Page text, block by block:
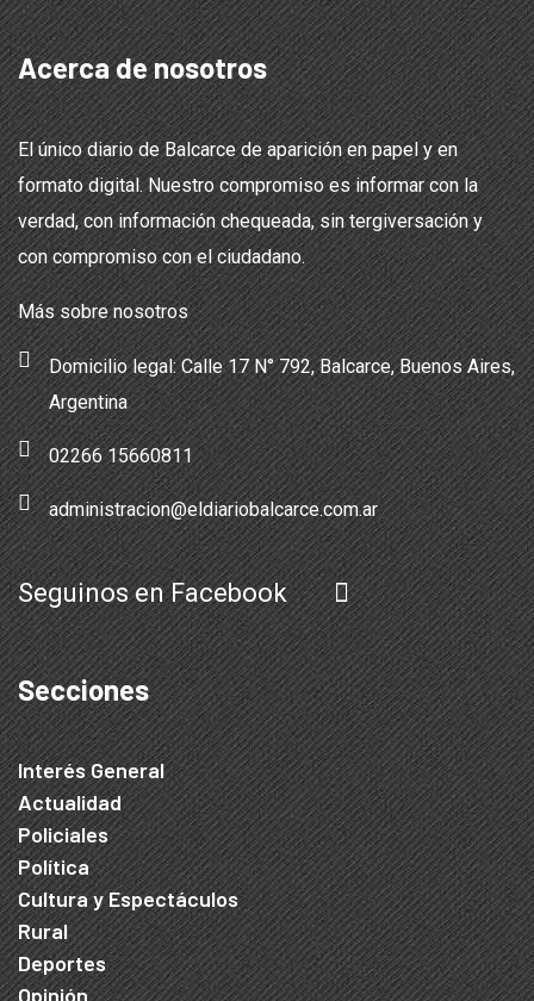
Acerca de nosotros
El único diario de Balcarce de aparición en papel y en
formato digital. Nuestro compromiso es informar con la
verdad, con información chequeada, sin tergiversación y
con compromiso con el ciudadano.
Más sobre nosotros
Domicilio legal: Calle 17 N° 792, Balcarce, Buenos Aires,
Argentina
02266 15660811
administracion@eldiariobalcarce.com.ar
Seguinos en Facebook
Secciones
Interés General
Actualidad
Policiales
Política
Cultura y Espectáculos
Rural
Deportes
Opinión